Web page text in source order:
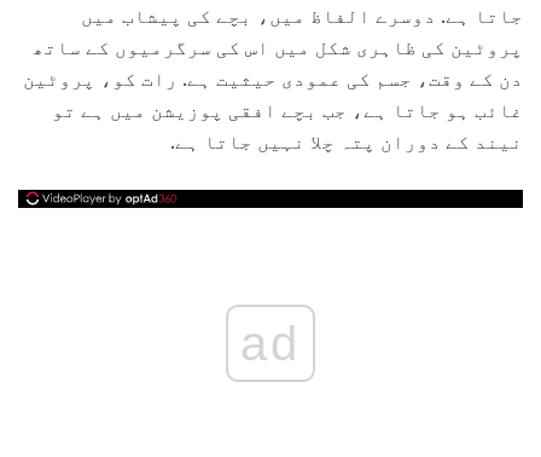
جاتا ہے. دوسرے الفاظ میں، بچے کی پیشاب میں
پروٹین کی ظاہری شکل میں اس کی سرگرمیوں کے ساتھ
دن کے وقت، جسم کی عمودی حیثیت ہے. رات کو، پروٹین
غائب ہو جاتا ہے، جب بچے افقی پوزیشن میں ہے تو
نیند کے دوران پتہ چلا نہیں جاتا ہے.
ad